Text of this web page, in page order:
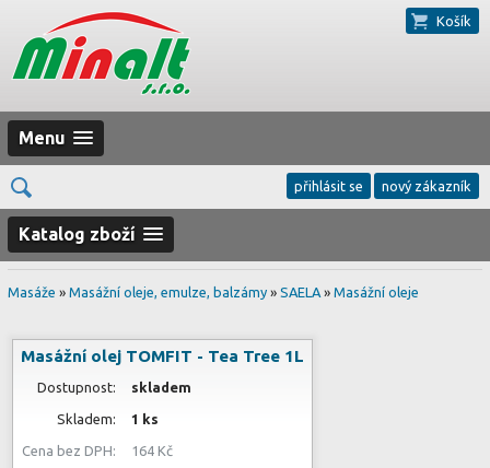
Košík
Menu
přihlásit se nový zákazník
Katalog zboží
Masáže » Masážní oleje, emulze, balzámy » SAELA » Masážní oleje
Masážní olej TOMFIT - Tea Tree 1L
Dostupnost: skladem
Skladem: 1 ks
Cena bez DPH: 164 Kč